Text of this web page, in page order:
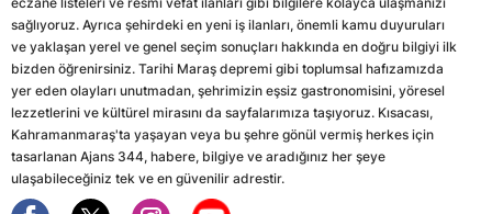
sağlıyoruz. Ayrıca şehirdeki en yeni iş ilanları, önemli kamu duyuruları
ve yaklaşan yerel ve genel seçim sonuçları hakkında en doğru bilgiyi ilk
bizden öğrenirsiniz. Tarihi Maraş depremi gibi toplumsal hafızamızda
yer eden olayları unutmadan, şehrimizin eşsiz gastronomisini, yöresel
lezzetlerini ve kültürel mirasını da sayfalarımıza taşıyoruz. Kısacası,
Kahramanmaraş'ta yaşayan veya bu şehre gönül vermiş herkes için
tasarlanan Ajans 344, habere, bilgiye ve aradığınız her şeye
ulaşabileceğiniz tek ve en güvenilir adrestir.